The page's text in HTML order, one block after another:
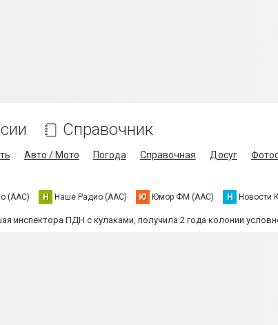
Справочник
Авто / Мото Погода Справочная Досуг
(AAC) Н Наше Радио (AAC) Ю Юмор ФМ (AAC) Н Новости
инспектора ПДН с кулаками, получила 2 года колонии